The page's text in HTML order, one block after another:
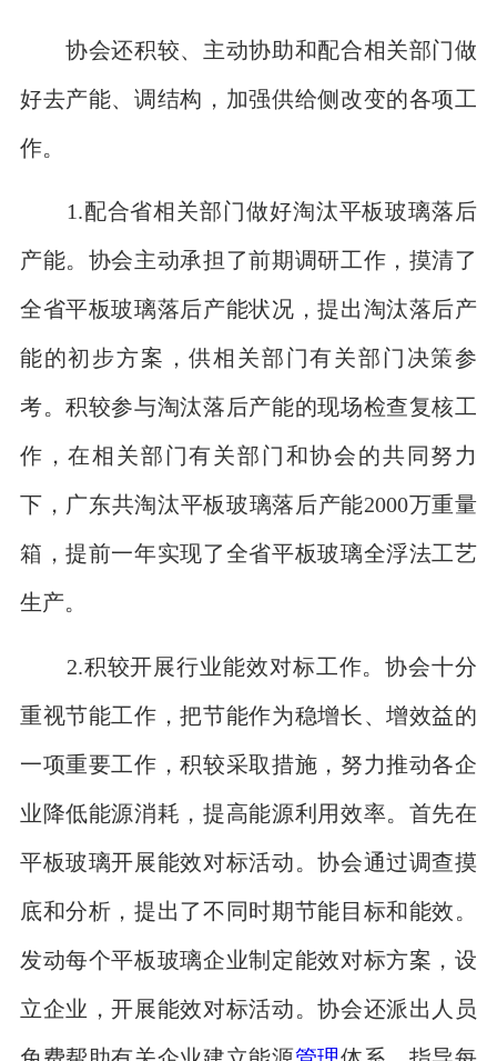
协会还积较、主动协助和配合相关部门做
好去产能、调结构，加强供给侧改变的各项工
作。
1.配合省相关部门做好淘汰平板玻璃落后
产能。协会主动承担了前期调研工作，摸清了
全省平板玻璃落后产能状况，提出淘汰落后产
能的初步方案，供相关部门有关部门决策参
考。积较参与淘汰落后产能的现场检查复核工
作，在相关部门有关部门和协会的共同努力
下，广东共淘汰平板玻璃落后产能2000万重量
箱，提前一年实现了全省平板玻璃全浮法工艺
生产。
2.积较开展行业能效对标工作。协会十分
重视节能工作，把节能作为稳增长、增效益的
一项重要工作，积较采取措施，努力推动各企
业降低能源消耗，提高能源利用效率。首先在
平板玻璃开展能效对标活动。协会通过调查摸
底和分析，提出了不同时期节能目标和能效。
发动每个平板玻璃企业制定能效对标方案，设
立企业，开展能效对标活动。协会还派出人员